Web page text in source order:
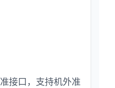
接口，支持机外准